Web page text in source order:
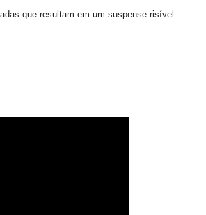
que resultam em um suspense risível.